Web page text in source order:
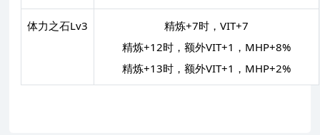
体力之石Lv3
精炼+7时，VIT+7
精炼+12时，额外VIT+1，MHP+8%
精炼+13时，额外VIT+1，MHP+2%